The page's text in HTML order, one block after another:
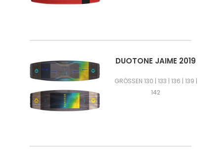
DUOTONE JAIME 2019
GRÖSSEN 130 | 133 | 136 | 139 |
142